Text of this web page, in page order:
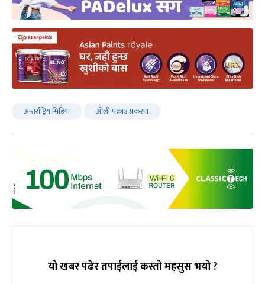
अन्तर्राष्ट्रिय मिडिया ओली पक्राउ प्रकरण
यो खबर पढेर तपाईलाई कस्तो महसुस भयो ?